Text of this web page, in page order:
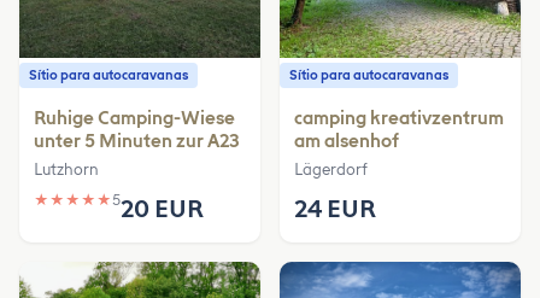
Sítio para autocaravanas
Ruhige Camping-Wiese
unter 5 Minuten zur A23
Lutzhorn
★ ★ ★ ★ ★520 EUR
Sítio para autocaravanas
camping kreativzentrum
am alsenhof
Lägerdorf
24 EUR